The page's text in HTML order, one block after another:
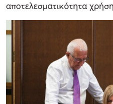
αποτελεσματικότητα